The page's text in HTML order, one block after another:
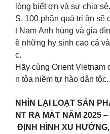
lòng biết ơn và sự chia
S, 100 phần quà tri ân sẽ
t Nam Anh hùng và gia
ề những hy sinh cao cả
c.
Hãy cùng Orient Vietnam
n tỏa niềm tự hào dân tộc.
NHÌN LẠI LOẠT SẢN
NT RA MẮT NĂM 2025 –
ĐỊNH HÌNH XU